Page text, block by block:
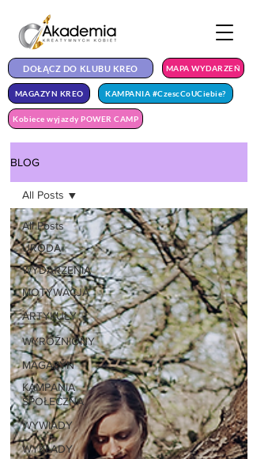
DOŁĄCZ DO KLUBU KREO
MAGAZYN KREO KAMPANIA #CzescCoUCiebie?
Kobiece wyjazdy POWER CAMP
MAPA WYDARZEŃ
BLOG
All Posts
URODA
WYDARZENIA
MOTYWACJA
ARTYKUŁY
WYRÓŻNIONY
MAGAZYN
KAMPANIA
SPOŁECZNA
WYWIADY
WYKŁADY
All Posts